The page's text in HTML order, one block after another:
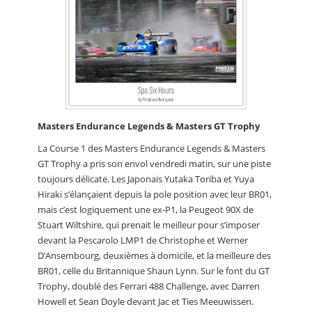
Masters Endurance Legends & Masters GT Trophy
La Course 1 des Masters Endurance Legends & Masters
GT Trophy a pris son envol vendredi matin, sur une piste
toujours délicate. Les Japonais Yutaka Toriba et Yuya
Hiraki s’élançaient depuis la pole position avec leur BR01,
mais c’est logiquement une ex-P1, la Peugeot 90X de
Stuart Wiltshire, qui prenait le meilleur pour s’imposer
devant la Pescarolo LMP1 de Christophe et Werner
D’Ansembourg, deuxièmes à domicile, et la meilleure des
BR01, celle du Britannique Shaun Lynn. Sur le font du GT
Trophy, doublé des Ferrari 488 Challenge, avec Darren
Howell et Sean Doyle devant Jac et Ties Meeuwissen.